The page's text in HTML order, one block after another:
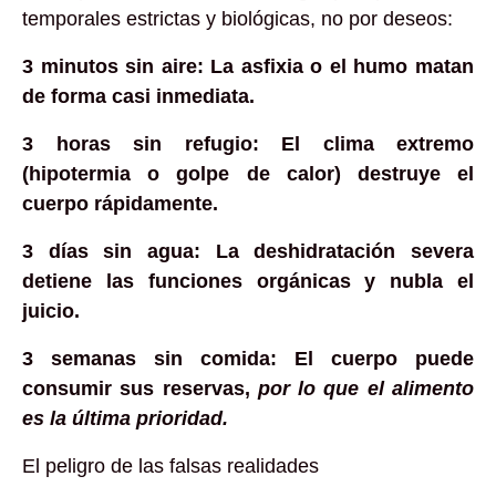
temporales estrictas y biológicas, no por deseos:
3 minutos sin aire: La asfixia o el humo matan
de forma casi inmediata.
3 horas sin refugio: El clima extremo
(hipotermia o golpe de calor) destruye el
cuerpo rápidamente.
3 días sin agua: La deshidratación severa
detiene las funciones orgánicas y nubla el
juicio.
3 semanas sin comida: El cuerpo puede
consumir sus reservas, por lo que el alimento
es la última prioridad.
El peligro de las falsas realidades